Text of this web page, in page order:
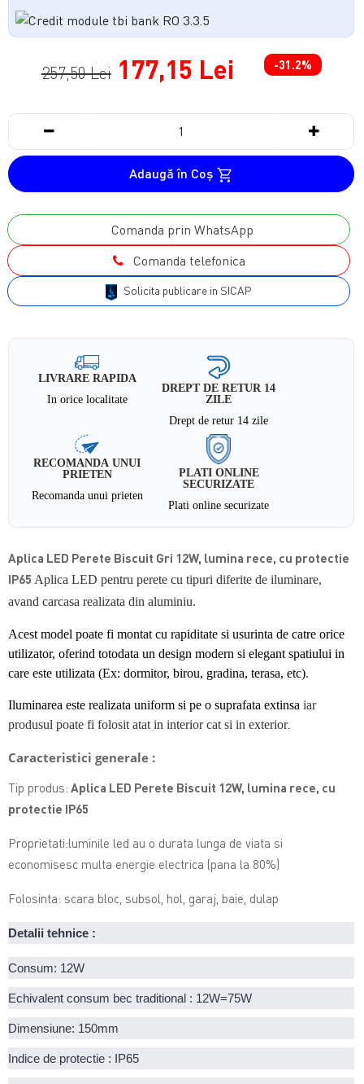
257,50 Lei 177,15 Lei -31.2%
Adaugă în Coş
Comanda prin WhatsApp
Comanda telefonica
Solicita publicare in SICAP
LIVRARE RAPIDA
In orice localitate
DREPT DE RETUR 14
ZILE
Drept de retur 14 zile
RECOMANDA UNUI
PRIETEN
Recomanda unui prieten
PLATI ONLINE
SECURIZATE
Plati online securizate
Aplica LED Perete Biscuit Gri 12W, lumina rece, cu protectie
IP65 Aplica LED pentru perete cu tipuri diferite de iluminare,
avand carcasa realizata din aluminiu.
Acest model poate fi montat cu rapiditate si usurinta de catre orice
utilizator, oferind totodata un design modern si elegant spatiului in
care este utilizata (Ex: dormitor, birou, gradina, terasa, etc).
Iluminarea este realizata uniform si pe o suprafata extinsaiar
produsul poate fi folosit atat in interior cat si in exterior.
Caracteristici generale :
Tip produs: Aplica LED Perete Biscuit 12W, lumina rece, cu
protectie IP65
Proprietati:luminile led au o durata lunga de viata si
economisesc multa energie electrica (pana la 80%)
Folosinta: scara bloc, subsol, hol, garaj, baie, dulap
Detalii tehnice :
Consum: 12W
Echivalent consum bec traditional : 12W=75W
Dimensiune: 150mm
Indice de protectie : IP65